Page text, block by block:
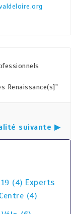
Renaissance(s]"
suivante ▶
(4) Experts
(4)